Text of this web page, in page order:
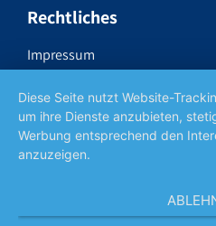
Rechtliches
Impressum
Widerrufsrecht
AGB
Diese Seite nutzt Website-
um ihre Dienste anzubieten,
Werbung entsprechend den
anzuzeigen.